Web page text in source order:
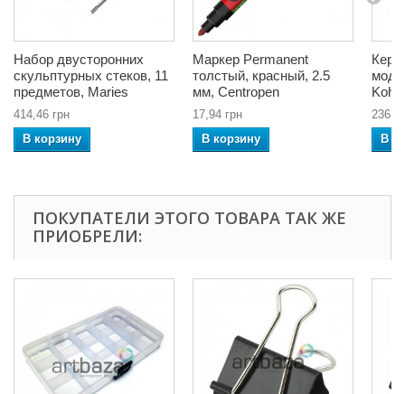
Набор двусторонних
скульптурных стеков, 11
предметов, Maries
414,46 грн
В корзину
Маркер Permanent
толстый, красный, 2.5
мм, Centropen
17,94 грн
В корзину
Koh-
В
ПОКУПАТЕЛИ ЭТОГО ТОВАРА ТАК ЖЕ
ПРИОБРЕЛИ: